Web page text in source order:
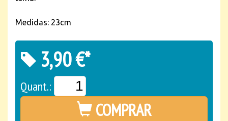
Medidas: 23cm
3,90 €*
Quant.:
COMPRAR